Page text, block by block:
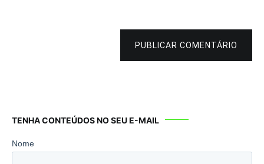
PUBLICAR COMENTÁRIO
TENHA CONTEÚDOS NO SEU E-MAIL